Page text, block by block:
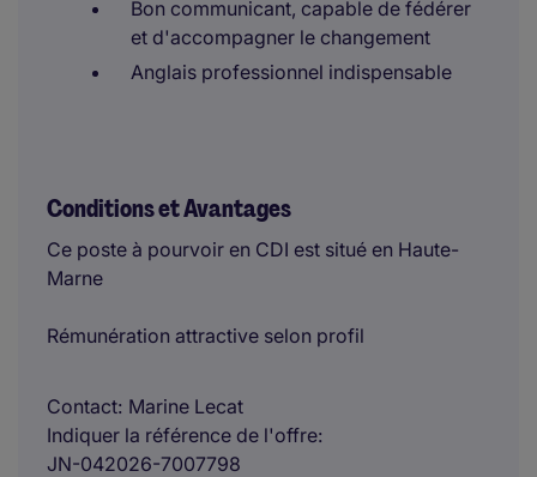
Bon communicant, capable de fédérer
et d'accompagner le changement
Anglais professionnel indispensable
Conditions et Avantages
Ce poste à pourvoir en CDI est situé en Haute-
Marne
Rémunération attractive selon profil
Contact Marine Lecat
Indiquer la référence de l'offre
JN-042026-7007798